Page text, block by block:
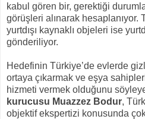
kabul gören bir, gerektiği
görüşleri alınarak hesaplanıyor.
yurtdışı kaynaklı objeleri ise
gönderiliyor.
Hedefinin Türkiye’de evlerde
ortaya çıkarmak ve eşya
hizmeti vermek olduğunu
kurucusu Muazzez Bodur,
objektif ekspertizi konusunda